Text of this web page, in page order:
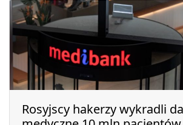
Rosyjscy hakerzy wykradli